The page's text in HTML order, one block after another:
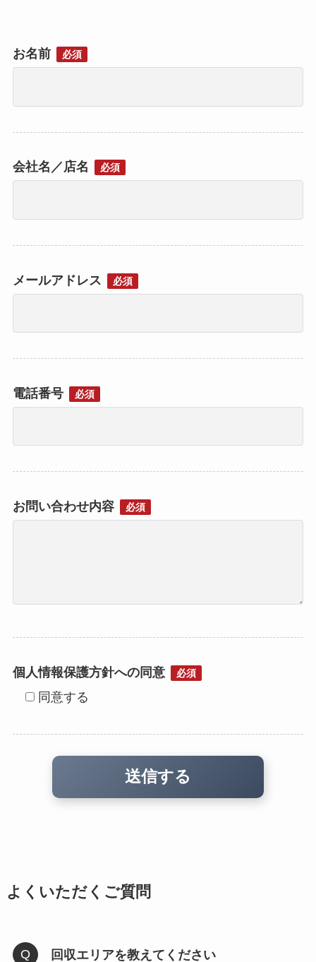
お名前 必須
会社名／店名 必須
メールアドレス 必須
電話番号 必須
お問い合わせ内容 必須
個人情報保護方針への同意 必須
同意する
よくいただくご質問
回収エリアを教えてください